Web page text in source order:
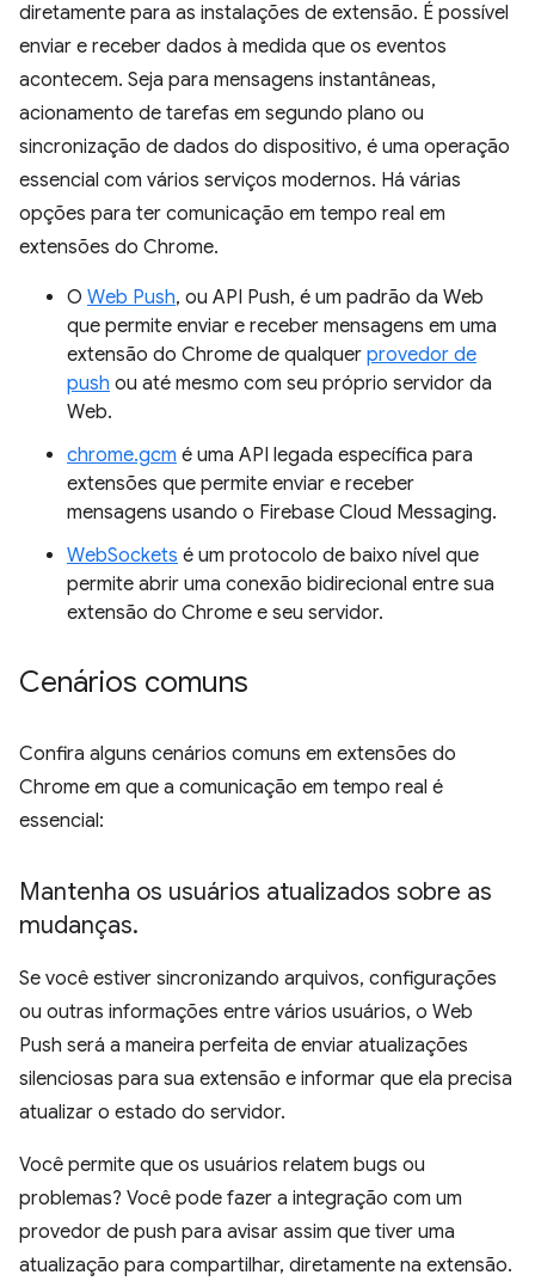
diretamente para as instalações de extensão. É possível
enviar e receber dados à medida que os eventos
acontecem. Seja para mensagens instantâneas,
acionamento de tarefas em segundo plano ou
sincronização de dados do dispositivo, é uma operação
essencial com vários serviços modernos. Há várias
opções para ter comunicação em tempo real em
extensões do Chrome.
O Web Push, ou API Push, é um padrão da Web
que permite enviar e receber mensagens em uma
extensão do Chrome de qualquer provedor de
push ou até mesmo com seu próprio servidor da
Web.
chrome.gcm é uma API legada específica para
extensões que permite enviar e receber
mensagens usando o Firebase Cloud Messaging.
WebSockets é um protocolo de baixo nível que
permite abrir uma conexão bidirecional entre sua
extensão do Chrome e seu servidor.
Cenários comuns
Confira alguns cenários comuns em extensões do
Chrome em que a comunicação em tempo real é
essencial:
Mantenha os usuários atualizados sobre as
mudanças.
Se você estiver sincronizando arquivos, configurações
ou outras informações entre vários usuários, o Web
Push será a maneira perfeita de enviar atualizações
silenciosas para sua extensão e informar que ela precisa
atualizar o estado do servidor.
Você permite que os usuários relatem bugs ou
problemas? Você pode fazer a integração com um
provedor de push para avisar assim que tiver uma
atualização para compartilhar, diretamente na extensão.